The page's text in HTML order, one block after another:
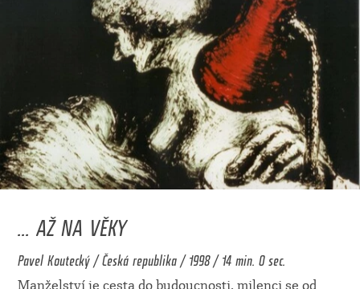
... AŽ NA VĚKY
Pavel Koutecký / Česká republika / 1998 / 14 min. 0 sec.
Manželství je cesta do budoucnosti, milenci se od